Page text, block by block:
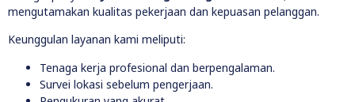
mengutamakan kualitas pekerjaan dan kepuasan pelanggan.
Keunggulan layanan kami meliputi:
Tenaga kerja profesional dan berpengalaman.
Survei lokasi sebelum pengerjaan.